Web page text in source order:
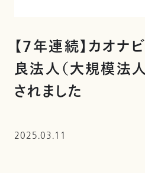
【7年連続】カオナ
良法人（大規模法
されました
2025.03.11